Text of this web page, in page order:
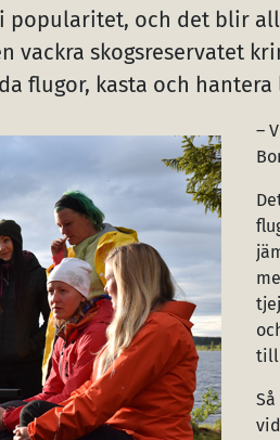
i popularitet, och det blir
vackra skogsreservatet
flugor, kasta och
–
till